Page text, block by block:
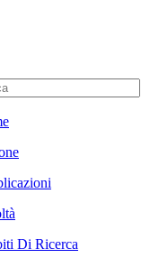
Di Ricerca